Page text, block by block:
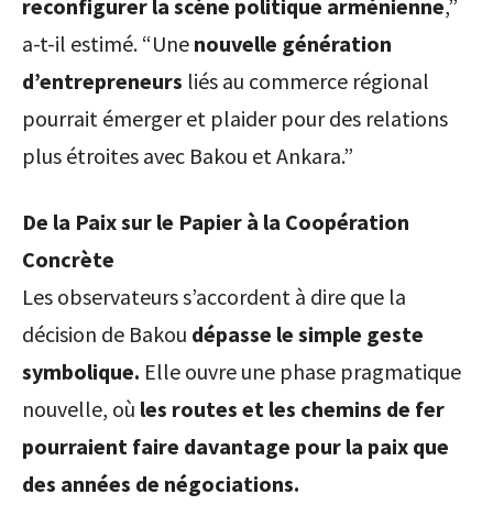
reconfigurer la scène politique arménienne,”
a-t-il estimé. “Une nouvelle génération
d’entrepreneurs liés au commerce régional
pourrait émerger et plaider pour des relations
plus étroites avec Bakou et Ankara.”
De la Paix sur le Papier à la Coopération
Concrète
Les observateurs s’accordent à dire que la
décision de Bakou dépasse le simple geste
symbolique. Elle ouvre une phase pragmatique
nouvelle, où les routes et les chemins de fer
pourraient faire davantage pour la paix que
des années de négociations.